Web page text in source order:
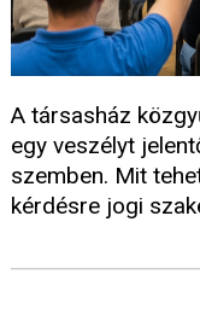
A társasház
egy veszélyt
szemben. Mit
kérdésre jogi